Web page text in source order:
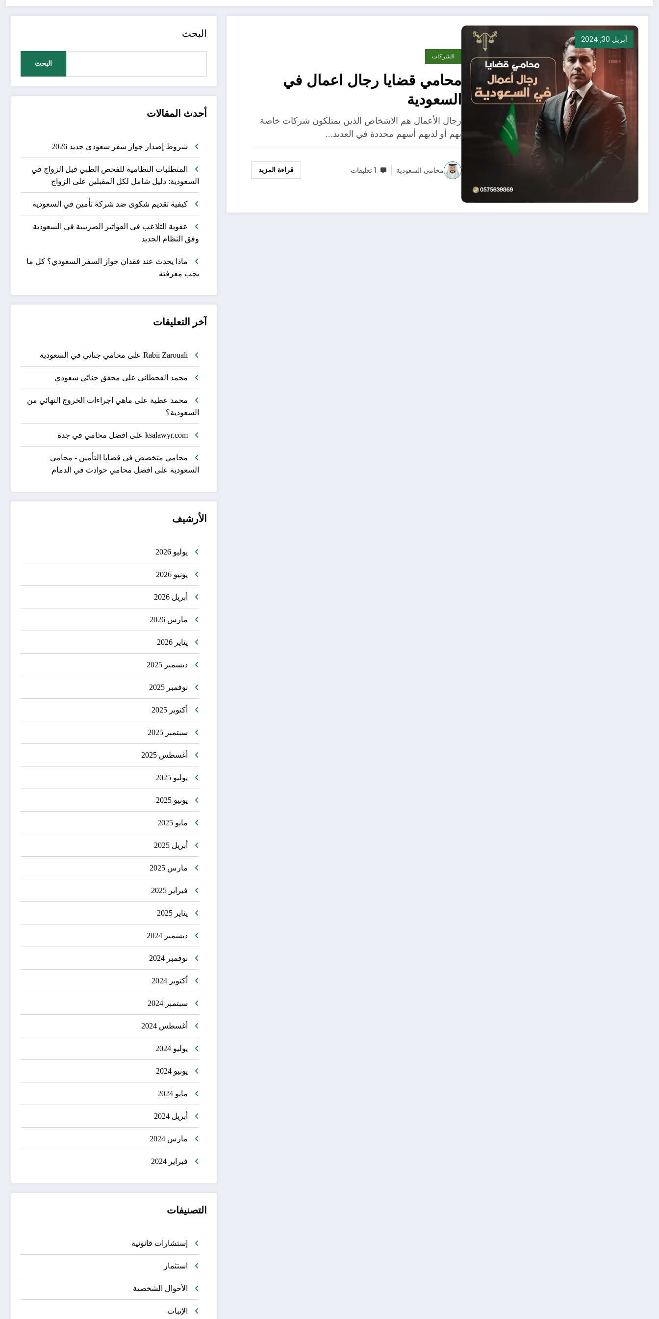
أبريل 30, 2024
الشركات
محامي قضايا رجال اعمال في
السعودية
رجال الأعمال هم الاشخاص الذين يمتلكون شركات خاصة
بهم أو لديهم أسهم محددة في العديد…
محامي السعودية 1 تعليقات قراءة المزيد
البحث
البحث
أحدث المقالات
شروط إصدار جواز سفر سعودي جديد 2026
المتطلبات النظامية للفحص الطبي قبل الزواج في
السعودية: دليل شامل لكل المقبلين على الزواج
كيفية تقديم شكوى ضد شركة تأمين في السعودية
عقوبة التلاعب في الفواتير الضريبية في السعودية
وفق النظام الجديد
ماذا يحدث عند فقدان جواز السفر السعودي؟ كل ما
يجب معرفته
آخر التعليقات
Rabii Zarouali على محامي جنائي في السعودية
محمد القحطاني على محقق جنائي سعودي
محمد عطية على ماهي اجراءات الخروج النهائي من
السعودية؟
ksalawyr.com على افضل محامي في جدة
محامي متخصص في قضايا التأمين - محامي
السعودية على افضل محامي حوادث في الدمام
الأرشيف
يوليو 2026
يونيو 2026
أبريل 2026
مارس 2026
يناير 2026
ديسمبر 2025
نوفمبر 2025
أكتوبر 2025
سبتمبر 2025
أغسطس 2025
يوليو 2025
يونيو 2025
مايو 2025
أبريل 2025
مارس 2025
فبراير 2025
يناير 2025
ديسمبر 2024
نوفمبر 2024
أكتوبر 2024
سبتمبر 2024
أغسطس 2024
يوليو 2024
يونيو 2024
مايو 2024
أبريل 2024
مارس 2024
فبراير 2024
التصنيفات
إستشارات قانونية
استثمار
الأحوال الشخصية
الإثبات